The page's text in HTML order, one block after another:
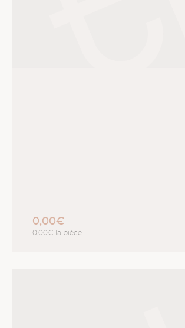
0,00€
0,00€ la pièce